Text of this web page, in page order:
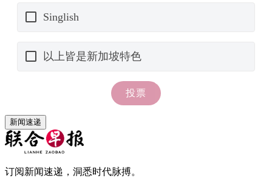
新闻速递
订阅新闻速递，洞悉时代脉搏。